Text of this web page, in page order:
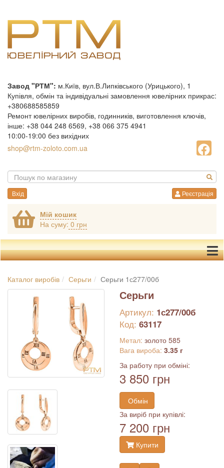
Завод "РТМ": м.Київ, вул.В.Липківського (Урицького), 1
Купівля, обмін та індивідуальні замовлення ювелірних прикрас:
+380688585859
Ремонт ювелірних виробів, годинників, виготовлення ключів,
інше: +38 044 248 6569, +38 066 375 4941
10:00-19:00 без вихідних
shop@rtm-zoloto.com.ua
Вхід Реєстрація
Мій кошик
На суму: 0 грн
Каталог виробів Серьги Серьги 1с277/00б
Серьги
Артикул: 1с277/00б
Код: 63117
Метал: золото 585
Вага вироба: 3.35 г
За работу при обміні:
3 850 грн
Обмін
За виріб при купівлі:
7 200 грн
Купити